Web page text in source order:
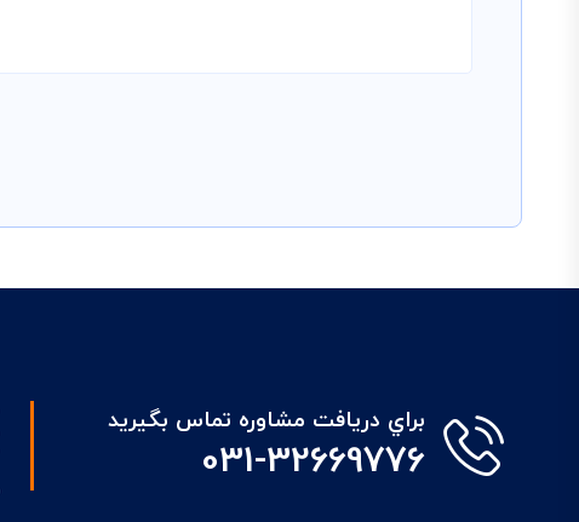
براي دريافت مشاوره تماس بگيريد
031-32669776